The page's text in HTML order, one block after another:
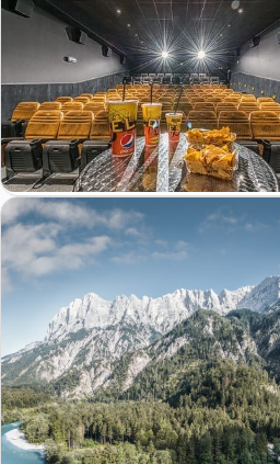
Zur Detailseite von